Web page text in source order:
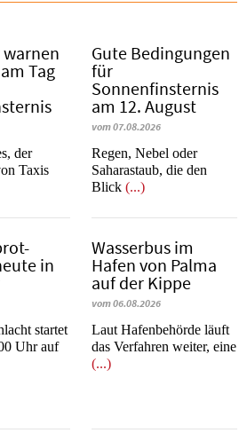
Tag
der
Taxis
Gute Bedingungen
für
Sonnenfinsternis
am 12. August
vom 07.08.2026
Regen, Nebel oder
Saharastaub, die den
Blick(...)
in
startet
Uhr auf
Wasserbus im
Hafen von Palma
auf der Kippe
vom 06.08.2026
Laut Hafenbehörde läuft
das Verfahren weiter, eine
(...)